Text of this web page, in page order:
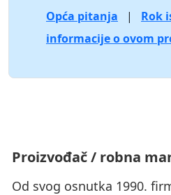
Opća pitanja
|
Rok
informacije o ovom
Proizvođač / robna
Od svog osnutka 1990.